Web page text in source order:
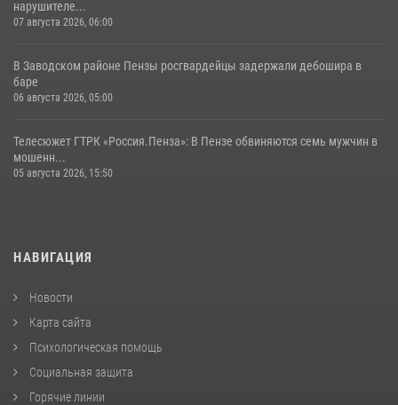
нарушителе...
07 августа 2026, 06:00
В Заводском районе Пензы росгвардейцы задержали дебошира в
баре
06 августа 2026, 05:00
Телесюжет ГТРК «Россия.Пенза»: В Пензе обвиняются семь мужчин в
мошенн...
05 августа 2026, 15:50
НАВИГАЦИЯ
Новости
Карта сайта
Психологическая помощь
Социальная защита
Горячие линии